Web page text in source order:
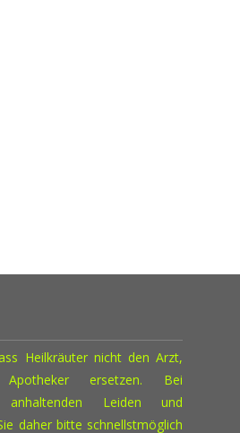
Heilkräuter nicht den Arzt,
ersetzen. Bei
anhaltenden Leiden und
daher bitte schnellstmöglich